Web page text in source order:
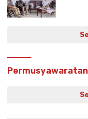
Permusyawaratan